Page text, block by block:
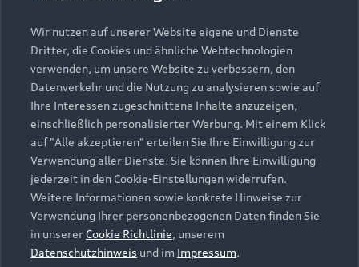
Alle Modelle
Modelle vergleichen
Elektromodelle
Plug-in-Hybride
Kaufen & leasen
Neuwagensuche
Gebrauchtwagensuche
Gebrauchtwagen
Finanzierung
Aktionen & Angebote
Geschäftskunden
Service & Zubehör
Saisonale Angebote
Audi Services
Garantie
Audi digital services
myAudi
Support
Kundenservice
Händlersuche
Audi Code
Über Audi
Unternehmen
Karriere
Wir nutzen auf unserer Website eigene und Dienste
Dritter, die Cookies und ähnliche Webtechnologien
verwenden, um unsere Website zu verbessern, den
Datenverkehr und die Nutzung zu analysieren sowie auf
Ihre Interessen zugeschnittene Inhalte anzuzeigen,
einschließlich personalisierter Werbung. Mit einem Klick
auf "Alle akzeptieren" erteilen Sie Ihre Einwilligung zur
Verwendung aller Dienste. Sie können Ihre Einwilligung
jederzeit in den Cookie-Einstellungen widerrufen.
Weitere Informationen sowie konkrete Hinweise zur
Verwendung Ihrer personenbezogenen Daten finden Sie
in unserer Cookie Richtlinie, unserem
Datenschutzhinweis und im Impressum.